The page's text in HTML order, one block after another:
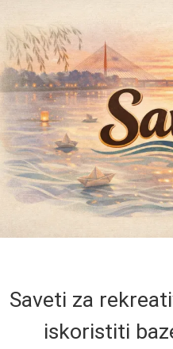
Saveti za
iskoristiti